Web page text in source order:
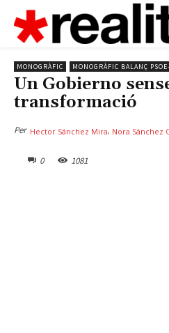
MONOGRÀFIC MONOGRÀFIC BALANÇ
Un Gobierno
transformació
Per Hector Sánchez Mira, Nora Sánchez
0 1081